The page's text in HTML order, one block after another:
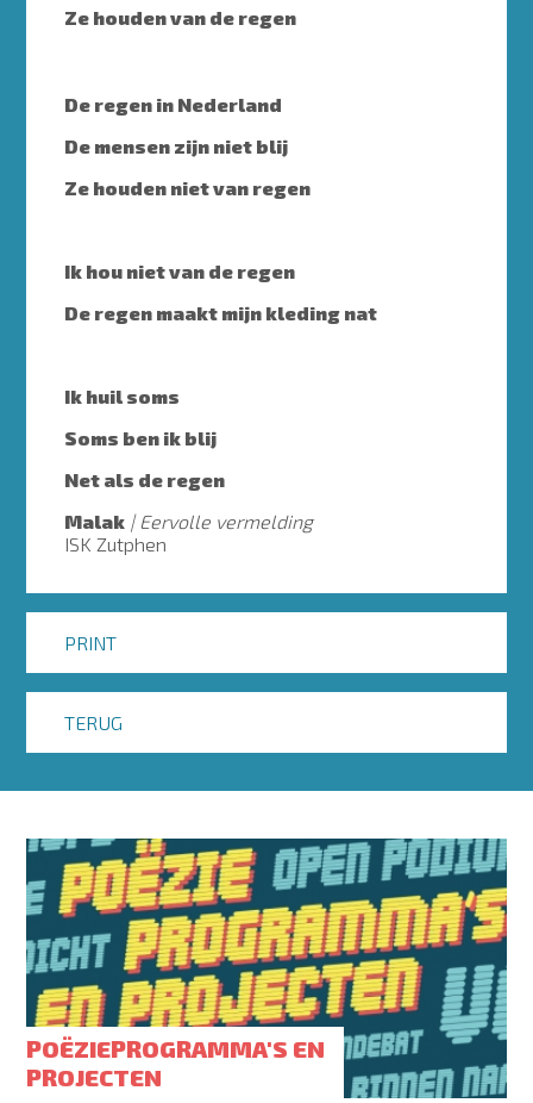
Ze houden van de regen
De regen in Nederland
De mensen zijn niet blij
Ze houden niet van regen
Ik hou niet van de regen
De regen maakt mijn kleding nat
Ik huil soms
Soms ben ik blij
Net als de regen
Malak
Eervolle vermelding
ISK Zutphen
PRINT
TERUG
POËZIEPROGRAMMA'S EN
PROJECTEN